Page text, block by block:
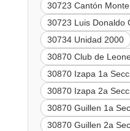
30723 Cantón
30723 Luis Donaldo
30734 Unidad 2000
30870 Club de
30870 Izapa 1a
30870 Izapa 2a
30870 Guillen 1a
30870 Guillen 2a